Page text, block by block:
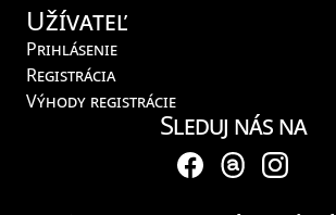
Užívateľ
Prihlásenie
Registrácia
Výhody registrácie
Sleduj nás na